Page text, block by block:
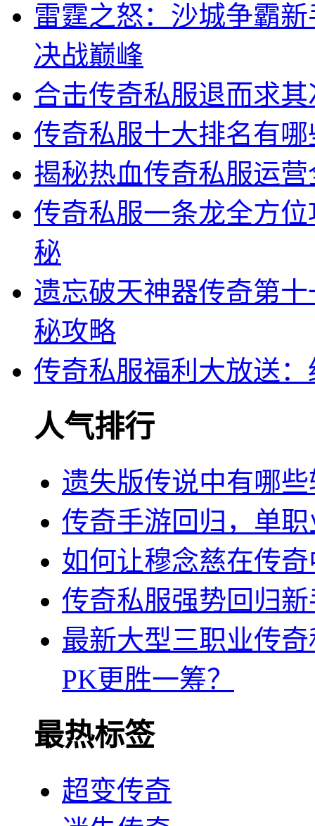
雷霆之怒：沙城争霸
决战巅峰
合击传奇私服退而求
传奇私服十大排名有
揭秘热血传奇私服运
传奇私服一条龙全方
秘
遗忘破天神器传奇第
秘攻略
传奇私服福利大放送
人气排行
遗失版传说中有哪
传奇手游回归，单
如何让穆念慈在传
传奇私服强势回归
最新大型三职业传
PK更胜一筹？
最热标签
超变传奇